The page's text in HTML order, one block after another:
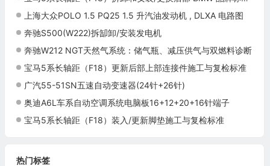
上海大众POLO 1.5 PQ25 1.5 升汽油发动机 , DLXA 电路图
奔驰S500(W222)拆缷卸/安装发电机
奔驰W212 NGT天然气系统：储气瓶、减压供气与双燃料诊断
宝马5系长轴距（F18）更新后部上部连接件施工与复检标准
广汽55-51SN五速自动变速器(24针+26针)
奥迪A6L车系自动空调系统电脑板16+12+20+16针端子
宝马5系长轴距（F18）装入/更新脚垫施工与复检标准
热门标签